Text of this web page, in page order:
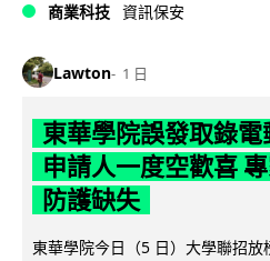
商業科技 資訊保安
Lawton 1 日
東華學院誤發取錄電
申請人一度空歡喜
防護缺失
東華學院今日（5 日）大學聯招